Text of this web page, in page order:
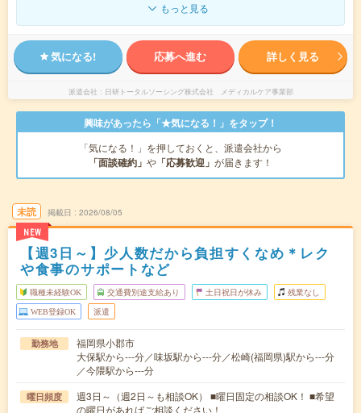
もっと見る
気になる! 応募へ進む 詳しく見る
派遣会社 日研トータルソーシング株式会社 メディカルケア事業部
興味があったら「★気になる！」をタップ！
「気になる！」を押しておくと、派遣会社から
「面談確約」 や 「応募歓迎」 が届きます！
未読
NEW
掲載日 2026/08/05
【週3日～】少人数だから負担すくなめ＊レク
や食事のサポートなど
職種未経験OK 交通費別途支給あり 土日祝日が休み 残業なし
WEB登録OK 派遣
勤務地
福岡県小郡市
大保駅から---分／味坂駅から---分／松崎(福岡県)駅から---分
／今隈駅から---分
曜日頻度
週3日～（週2日～も相談OK） ■曜日固定の相談OK！ ■希望
の曜日があればご相談ください！